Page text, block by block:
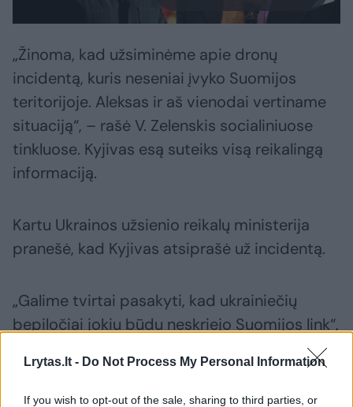
Lrytas.lt - Do Not Process My Personal Information
If you wish to opt-out of the sale, sharing to third parties, or
„Žinoma, kad užsiminėme apie dronų
incidentą, kuris neseniai įvyko Suomijos
teritorijoje. Aleksas ir aš vienodai vertiname
situaciją“, – rašė V. Zelenskis socialiniuose
tinkluose. Kyjivas esą suteiks visą reikalingą
informaciją.
Kartu Ukrainos užsienio reikalų ministerija
pranešė, kad Kyjivas atsiprašė už incidentą.
„Galime tvirtai pasakyti, kad ukrainiečių
bepiločiai jokiu būdu neskriejo Suomijos link“,
atstovas Heorhijus Tychyj. Esą labiausiai
tikėtinas variantas, kad dronai Rusijos oro